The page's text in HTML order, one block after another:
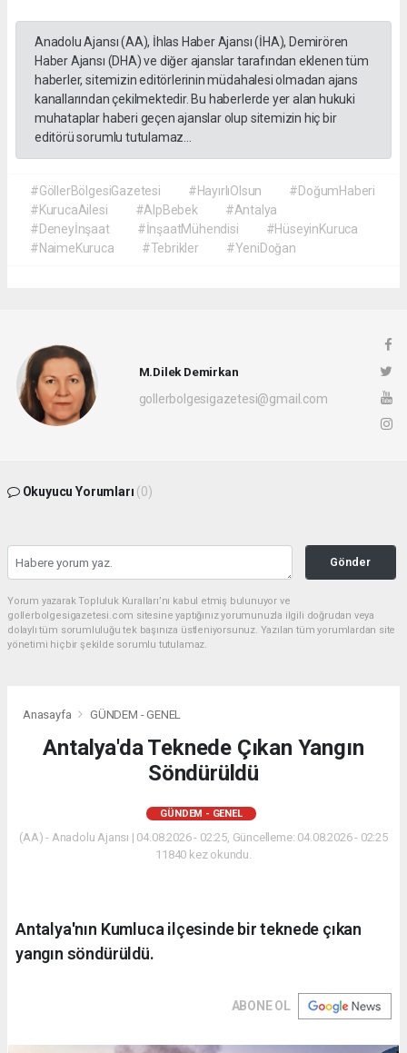
Anadolu Ajansı (AA), İhlas Haber Ajansı (İHA), Demirören
Haber Ajansı (DHA) ve diğer ajanslar tarafından eklenen tüm
haberler, sitemizin editörlerinin müdahalesi olmadan ajans
kanallarından çekilmektedir. Bu haberlerde yer alan hukuki
muhataplar haberi geçen ajanslar olup sitemizin hiç bir
editörü sorumlu tutulamaz...
#GöllerBölgesiGazetesi #HayırlıOlsun
#DoğumHaberi
#KurucaAilesi
#AlpBebek
#Antalya
#Deneyİnşaat
#İnşaatMühendisi
#HüseyinKuruca
#NaimeKuruca
#Tebrikler #YeniDoğan
M.Dilek Demirkan
gollerbolgesigazetesi@gmail.com
Okuyucu Yorumları (0)
Gönder
Yorum yazarak Topluluk Kuralları’nı kabul etmiş bulunuyor ve
gollerbolgesigazetesi.com sitesine yaptığınız yorumunuzla ilgili doğrudan veya
dolaylı tüm sorumluluğu tek başınıza üstleniyorsunuz. Yazılan tüm yorumlardan site
yönetimi hiçbir şekilde sorumlu tutulamaz.
Anasayfa GÜNDEM - GENEL
Antalya'da Teknede Çıkan Yangın
Söndürüldü
GÜNDEM - GENEL
(AA) - Anadolu Ajansı | 04.08.2026 - 02:25, Güncelleme: 04.08.2026 - 02:25
11840 kez okundu.
Antalya'nın Kumluca ilçesinde bir teknede çıkan
yangın söndürüldü.
ABONE OL